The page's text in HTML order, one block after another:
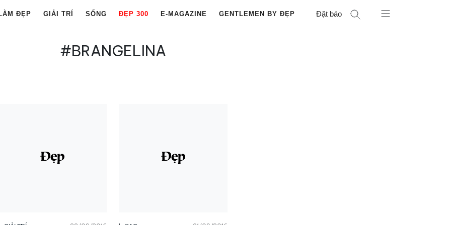
ĐẸP GIẢI TRÍ SỐNG ĐẸP 300 E-MAGAZINE GENTLEMEN BY ĐẸP Đặt báo
#BRANGELINA